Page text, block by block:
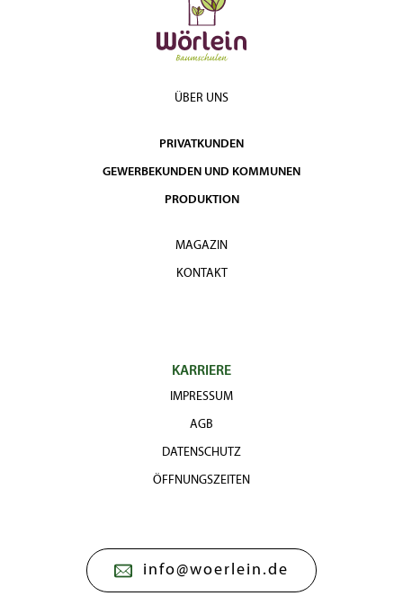
ÜBER UNS
PRIVATKUNDEN
GEWERBEKUNDEN UND KOMMUNEN
PRODUKTION
MAGAZIN
KONTAKT
KARRIERE
IMPRESSUM
AGB
DATENSCHUTZ
ÖFFNUNGSZEITEN
info@woerlein.de